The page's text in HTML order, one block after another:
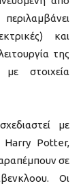
και
της
στοιχεία
με
Harry Potter,
σε
Οι